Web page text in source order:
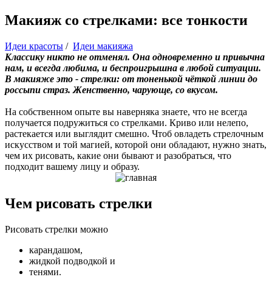
Макияж со стрелками: все тонкости
Идеи красоты / Идеи макияжа
Классику никто не отменял. Она одновременно и привычна
нам, и всегда любима, и беспроигрышна в любой ситуации.
В макияже это - стрелки: от тоненькой чёткой линии до
россыпи страз. Женственно, чарующе, со вкусом.
На собственном опыте вы наверняка знаете, что не всегда
получается подружиться со стрелками. Криво или нелепо,
растекается или выглядит смешно. Чтоб овладеть стрелочным
искусством и той магией, которой они обладают, нужно знать,
чем их рисовать, какие они бывают и разобраться, что
подходит вашему лицу и образу.
Чем рисовать стрелки
Рисовать стрелки можно
карандашом,
жидкой подводкой и
тенями.